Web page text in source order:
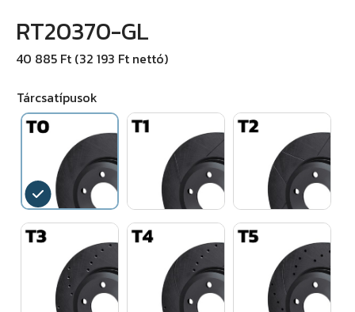
RT20370-GL
40 885 Ft (32 193 Ft nettó)
Tárcsatípusok